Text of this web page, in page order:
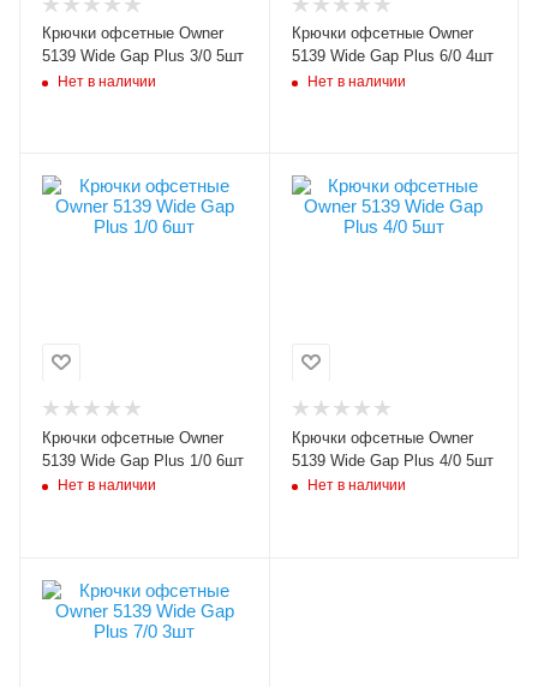
Бородка
с бородкой
Крючки офсетные Owner
5139 Wide Gap Plus 3/0 5шт
Нет в наличии
Бородка
с бородкой
Крючки офсетные Owner
5139 Wide Gap Plus 6/0 4шт
Нет в наличии
Модель крючков
Owner 5139
Цвет крючка
Бородка
с бородкой
Крючки офсетные Owner
5139 Wide Gap Plus 1/0 6шт
Нет в наличии
Модель крючков
Owner 5139
Цвет крючка
Бородка
с бородкой
Крючки офсетные Owner
5139 Wide Gap Plus 4/0 5шт
Нет в наличии
Модель крючков
Owner 5139